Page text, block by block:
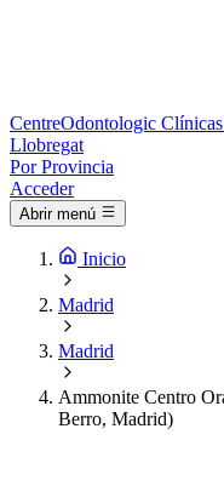
CentreOdontologic
Llobregat
Por Provincia
Acceder
Abrir menú
Inicio
Madrid
Madrid
Ammonite Centro
Berro, Madrid)